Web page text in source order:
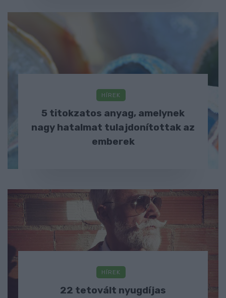
HÍREK
5 titokzatos anyag, amelynek
nagy hatalmat tulajdonítottak az
emberek
HÍREK
22 tetovált nyugdíjas